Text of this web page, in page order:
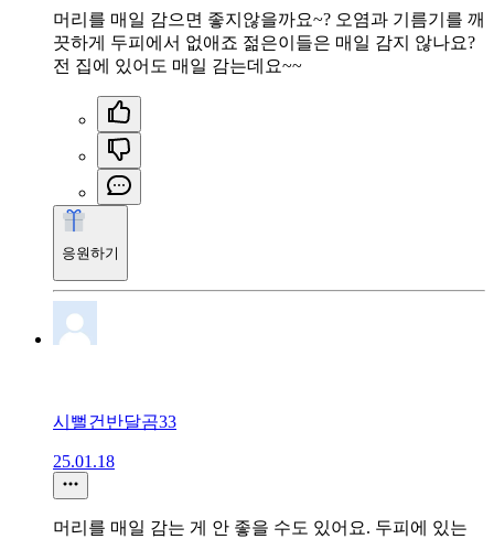
머리를 매일 감으면 좋지않을까요~? 오염과 기름기를 깨
끗하게 두피에서 없애죠 젊은이들은 매일 감지 않나요?
전 집에 있어도 매일 감는데요~~
응원하기
시뻘건반달곰33
25.01.18
머리를 매일 감는 게 안 좋을 수도 있어요. 두피에 있는